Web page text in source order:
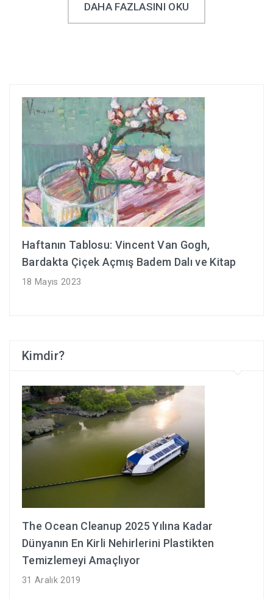
DAHA FAZLASINI OKU
Haftanın Tablosu: Vincent Van Gogh,
Bardakta Çiçek Açmış Badem Dalı ve Kitap
18 Mayıs 2023
Kimdir?
The Ocean Cleanup 2025 Yılına Kadar
Dünyanın En Kirli Nehirlerini Plastikten
Temizlemeyi Amaçlıyor
31 Aralık 2019